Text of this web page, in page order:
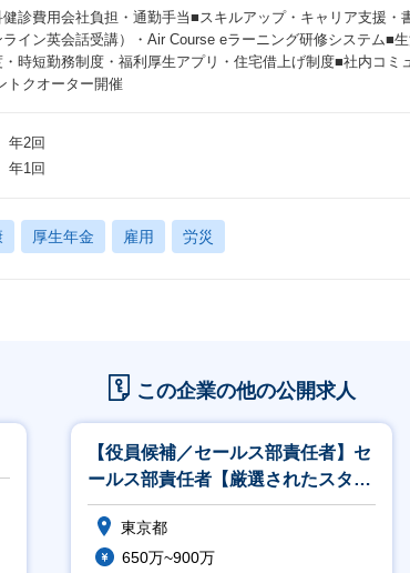
診費用会社負担・通勤手当■スキルアップ・キャリア支援
ライン英会話受講）・Air Course eラーニング研修システム■
・時短勤務制度・福利厚生アプリ・住宅借上げ制度■社内コ
トクオーター開催
年2回
年1回
厚生年金 雇用 労災
この企業の他の公開求人
【役員候補／セールス部責任者】セ
ールス部責任者【厳選されたスター
トアップ×支援者を繋げるマッチン
グ】東京都
650万~900万